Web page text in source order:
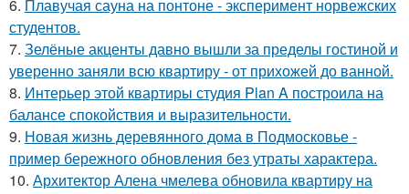
6. Плавучая сауна на понтоне - эксперимент норвежских
студентов.
7. Зелёные акценты давно вышли за пределы гостиной и
уверенно заняли всю квартиру - от прихожей до ванной.
8. Интерьер этой квартиры студия Plan A построила на
балансе спокойствия и выразительности.
9. Новая жизнь деревянного дома в Подмосковье -
пример бережного обновления без утраты характера.
10. Архитектор Алена чмелева обновила квартиру на